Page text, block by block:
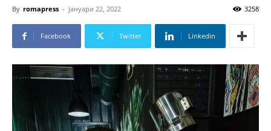
By romapress - јануари 22, 2022 3258
Facebook Twitter Linkedin